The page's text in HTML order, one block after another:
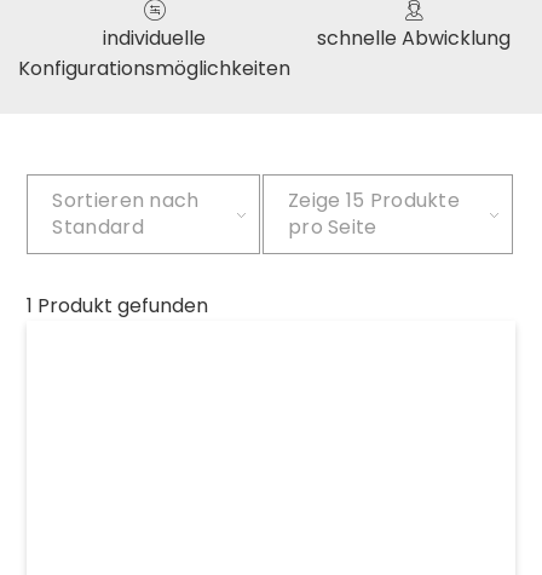
individuelle
Konfigurationsmöglichkeiten
schnelle Abwicklung
Sortieren nach
Standard
Zeige 15 Produkte
pro Seite
1 Produkt gefunden